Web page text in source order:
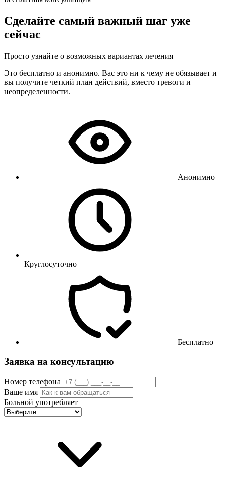
Сделайте самый важный шаг уже
сейчас
Просто узнайте о возможных вариантах лечения
Это бесплатно и анонимно. Вас это ни к чему не обязывает и
вы получите четкий план действий, вместо тревоги и
неопределенности.
Анонимно
Круглосуточно
Бесплатно
Заявка на консультацию
Номер телефона
Ваше имя
Больной употребляет